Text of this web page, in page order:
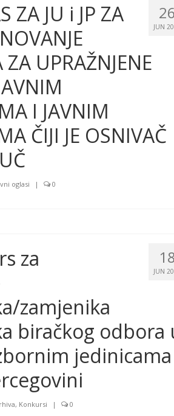
26
JUN
ZA JU i JP ZA
UPRAŽNJENE
I JAVNIM
ČIJI JE OSNIVAČ
oglasi | 0
18
JUN
za
zamjenika
biračkog odbora
jedinicama
, Konkursi | 0